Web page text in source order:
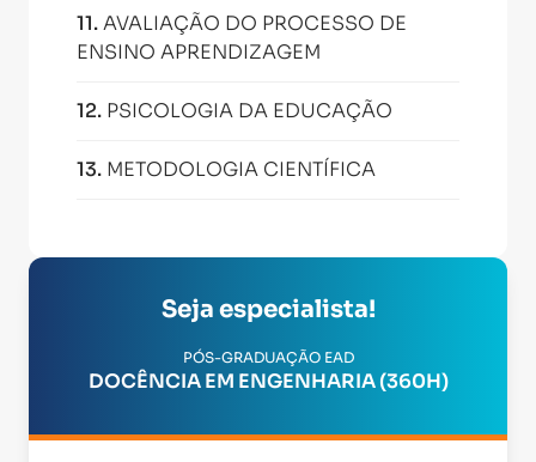
11.AVALIAÇÃO DO PROCESSO DE
ENSINO APRENDIZAGEM
12. PSICOLOGIA DA EDUCAÇÃO
13. METODOLOGIA CIENTÍFICA
Seja especialista!
PÓS-GRADUAÇÃO EAD
DOCÊNCIA EM ENGENHARIA (360H)